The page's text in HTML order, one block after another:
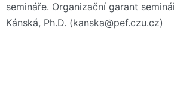
semináře. Organizační garant
Kánská, Ph.D. (kanska@pef.czu.cz)